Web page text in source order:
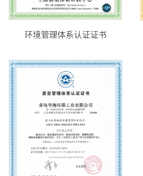
环境管理体系认证证书